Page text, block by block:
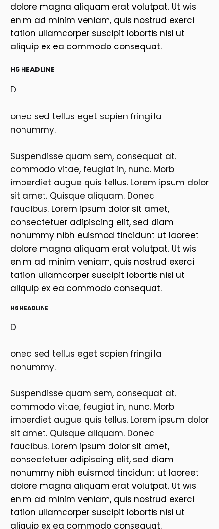
dolore magna aliquam erat volutpat. Ut wisi
enim ad minim veniam, quis nostrud exerci
tation ullamcorper suscipit lobortis nisl ut
aliquip ex ea commodo consequat.
H5 HEADLINE
D
onec sed tellus eget sapien fringilla
nonummy.
Suspendisse quam sem, consequat at,
commodo vitae, feugiat in, nunc. Morbi
imperdiet augue quis tellus. Lorem ipsum dolor
sit amet. Quisque aliquam. Donec
faucibus. Lorem ipsum dolor sit amet,
consectetuer adipiscing elit, sed diam
nonummy nibh euismod tincidunt ut laoreet
dolore magna aliquam erat volutpat. Ut wisi
enim ad minim veniam, quis nostrud exerci
tation ullamcorper suscipit lobortis nisl ut
aliquip ex ea commodo consequat.
H6 HEADLINE
D
onec sed tellus eget sapien fringilla
nonummy.
Suspendisse quam sem, consequat at,
commodo vitae, feugiat in, nunc. Morbi
imperdiet augue quis tellus. Lorem ipsum dolor
sit amet. Quisque aliquam. Donec
faucibus. Lorem ipsum dolor sit amet,
consectetuer adipiscing elit, sed diam
nonummy nibh euismod tincidunt ut laoreet
dolore magna aliquam erat volutpat. Ut wisi
enim ad minim veniam, quis nostrud exerci
tation ullamcorper suscipit lobortis nisl ut
aliquip ex ea commodo consequat.